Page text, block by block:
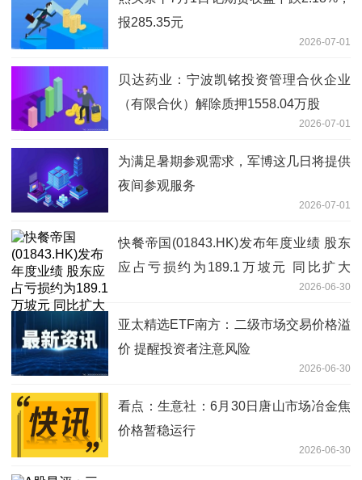
报285.35元
2026-07-01
贝达药业：宁波凯铭投资管理合伙企业
（有限合伙）解除质押1558.04万股
2026-07-01
为满足暑期参观需求，军博这几日将提供
夜间参观服务
2026-07-01
快餐帝国(01843.HK)发布年度业绩 股东
应占亏损约为189.1万坡元 同比扩大
2026-06-30
亚太精选ETF南方：二级市场交易价格溢
价 提醒投资者注意风险
2026-06-30
看点：生意社：6月30日唐山市场冶金焦
价格暂稳运行
2026-06-30